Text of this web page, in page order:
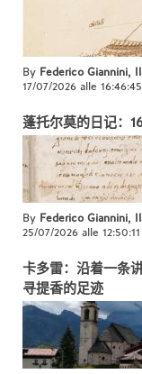
By Federico Giannini,
17/07/2026 alle 16:46:45
蓬托尔莫的日记：
By Federico Giannini,
25/07/2026 alle 12:50:11
卡多雷：沿着一条
寻提香的足迹